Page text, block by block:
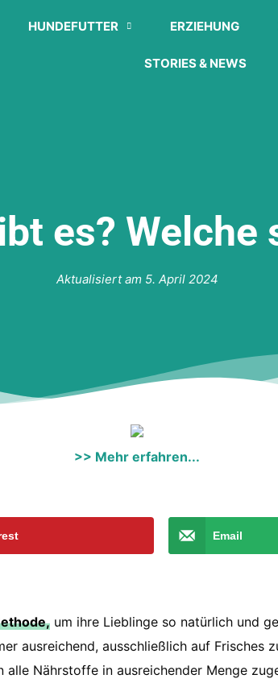
HUNDEFUTTER ERZIEHUNG
STORIES & NEWS
es?
Aktualisiert am 5. April 2024
>> Mehr erfahren...
Email
um ihre Lieblinge so natürlich und
ausreichend, ausschließlich auf Frisches
Nährstoffe in ausreichender Menge